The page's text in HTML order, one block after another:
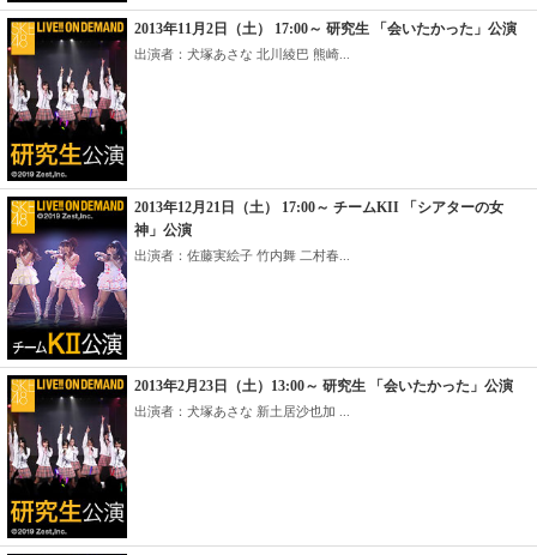
2013年11月2日（土） 17:00～ 研究生 「会いたかった」公演
出演者：犬塚あさな 北川綾巴 熊崎...
2013年12月21日（土） 17:00～ チームKII 「シアターの女
神」公演
出演者：佐藤実絵子 竹内舞 二村春...
2013年2月23日（土）13:00～ 研究生 「会いたかった」公演
出演者：犬塚あさな 新土居沙也加 ...